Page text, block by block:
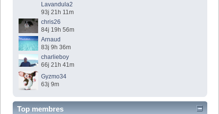
Lavandula2
93j 21h 11m
chris26
84j 19h 56m
Arnaud
83j 9h 36m
charlieboy
66j 21h 41m
Gyzmo34
63j 9m
Top membres